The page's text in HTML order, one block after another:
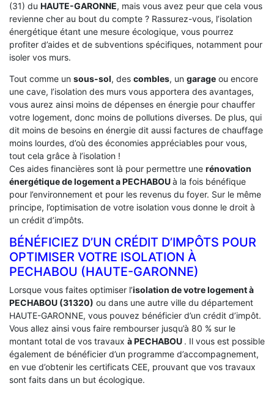
(31) du HAUTE-GARONNE, mais vous avez peur que cela vous
revienne cher au bout du compte ? Rassurez-vous, l’isolation
énergétique étant une mesure écologique, vous pourrez
profiter d’aides et de subventions spécifiques, notamment pour
isoler vos murs.
Tout comme un sous-sol, des combles, un garage ou encore
une cave, l’isolation des murs vous apportera des avantages,
vous aurez ainsi moins de dépenses en énergie pour chauffer
votre logement, donc moins de pollutions diverses. De plus, qui
dit moins de besoins en énergie dit aussi factures de chauffage
moins lourdes, d’où des économies appréciables pour vous,
tout cela grâce à l’isolation !
Ces aides financières sont là pour permettre une rénovation
énergétique de logement aPECHABOUà la fois bénéfique
pour l’environnement et pour les revenus du foyer. Sur le même
principe, l’optimisation de votre isolation vous donne le droit à
un crédit d’impôts.
BÉNÉFICIEZ D’UN CRÉDIT D’IMPÔTS POUR
OPTIMISER VOTRE ISOLATION À
‎PECHABOU (HAUTE-GARONNE)
Lorsque vous faites optimiser l’isolation de votre logement à
PECHABOU (31320) ou dans une autre ville du département
HAUTE-GARONNE, vous pouvez bénéficier d’un crédit d’impôt.
Vous allez ainsi vous faire rembourser jusqu’à 80 % sur le
montant total de vos travaux à PECHABOU . Il vous est possible
également de bénéficier d’un programme d’accompagnement,
en vue d’obtenir les certificats CEE, prouvant que vos travaux
sont faits dans un but écologique.